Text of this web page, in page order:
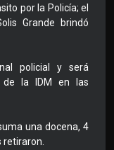
por la Policía; el
Grande brindó
policial y será
de la IDM en las
una docena, 4
retiraron.